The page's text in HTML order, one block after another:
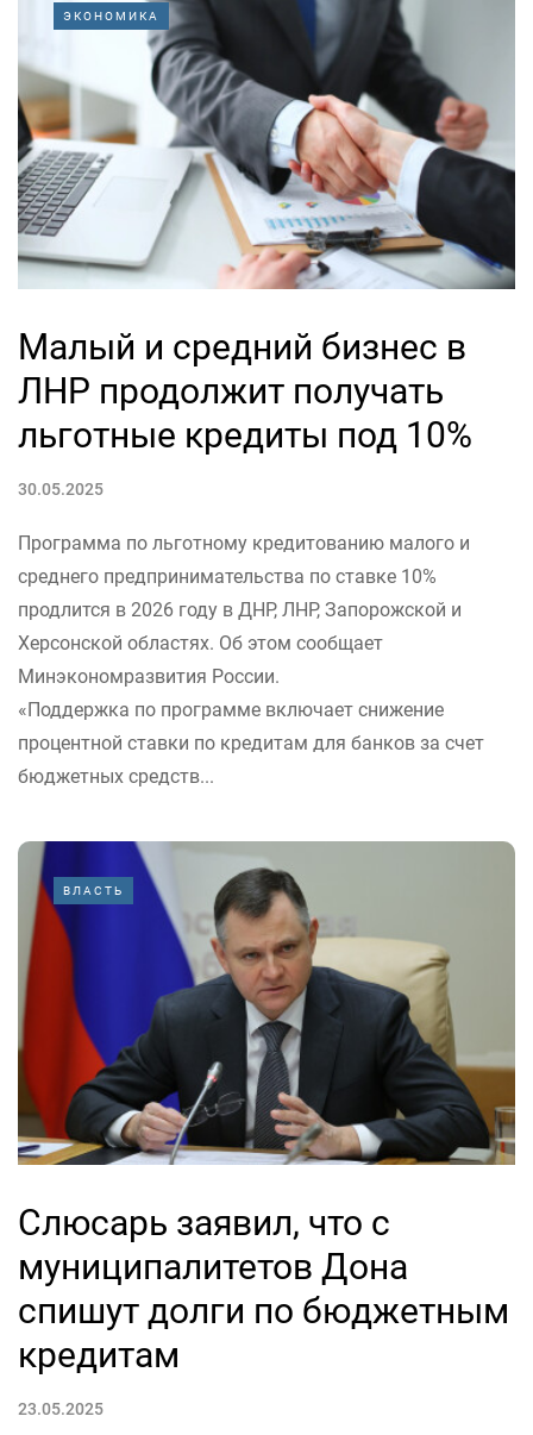
ЭКОНОМИКА
Малый и средний бизнес в
ЛНР продолжит получать
льготные кредиты под 10%
30.05.2025
Программа по льготному кредитованию малого и
среднего предпринимательства по ставке 10%
продлится в 2026 году в ДНР, ЛНР, Запорожской и
Херсонской областях. Об этом сообщает
Минэкономразвития России.
«Поддержка по программе включает снижение
процентной ставки по кредитам для банков за счет
бюджетных средств...
ВЛАСТЬ
Слюсарь заявил, что с
муниципалитетов Дона
спишут долги по бюджетным
кредитам
23.05.2025